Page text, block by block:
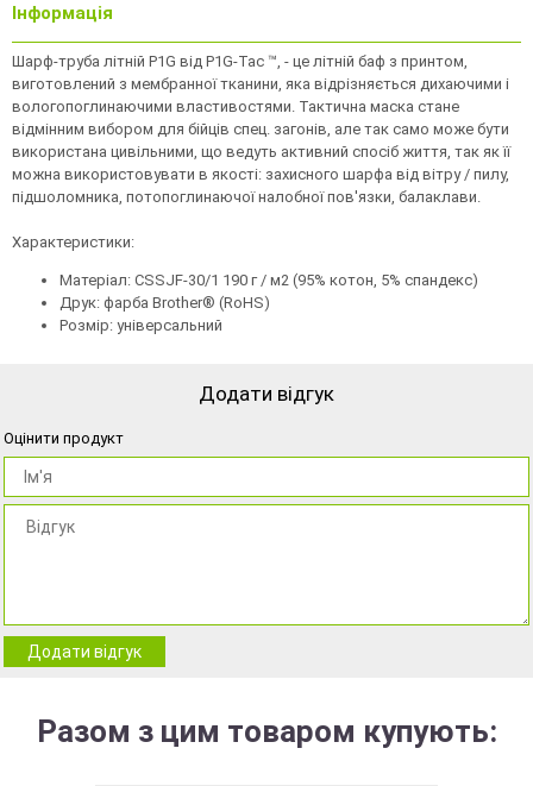
Інформація
Шарф-труба літній P1G від P1G-Tac ™, - це літній баф з принтом,
виготовлений з мембранної тканини, яка відрізняється дихаючими і
вологопоглинаючими властивостями. Тактична маска стане
відмінним вибором для бійців спец. загонів, але так само може бути
використана цивільними, що ведуть активний спосіб життя, так як її
можна використовувати в якості: захисного шарфа від вітру / пилу,
підшоломника, потопоглинаючої налобної пов'язки, балаклави.
Характеристики:
Матеріал: CSSJF-30/1 190 г / м2 (95% котон, 5% спандекс)
Друк: фарба Brother® (RoHS)
Розмір: універсальний
Додати відгук
Оцінити продукт
Додати відгук
Разом з цим товаром купують: